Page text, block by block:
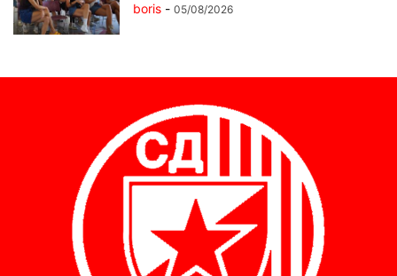
boris - 05/08/2026